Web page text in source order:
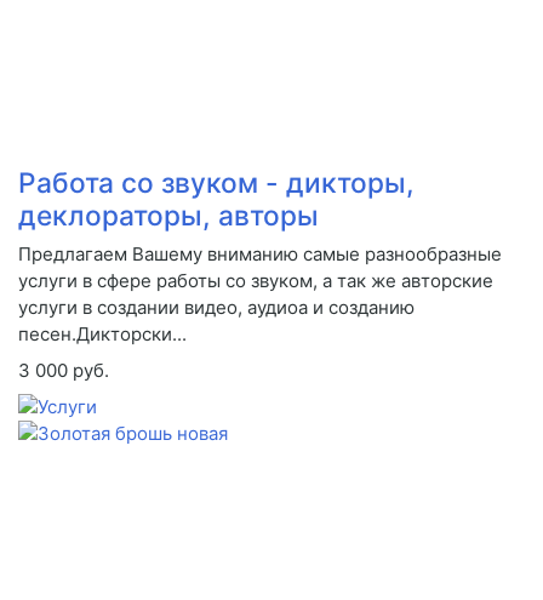
Работа со звуком - дикторы,
деклораторы, авторы
Предлагаем Вашему вниманию самые разнообразные
услуги в сфере работы со звуком, а так же авторские
услуги в создании видео, аудиоа и созданию
песен.Дикторски...
3 000 руб.